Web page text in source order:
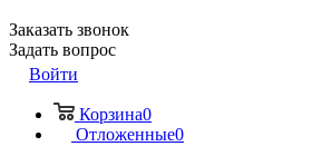
Заказать звонок
Задать вопрос
Войти
Корзина0
Отложенные0